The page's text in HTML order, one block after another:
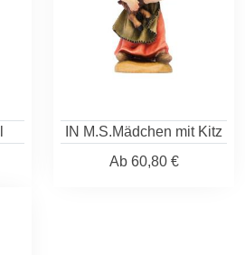
IN M.S.Mädchen mit Kitz
Ab60,80 €